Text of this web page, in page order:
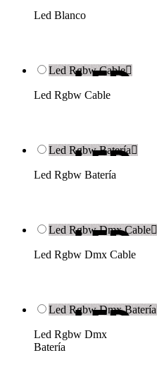
Led Blanco
Led Rgbw Cable
Led Rgbw Cable
Led Rgbw Batería
Led Rgbw Batería
Led Rgbw Dmx Cable
Led Rgbw Dmx Cable
Led Rgbw Dmx Batería
Led Rgbw Dmx
Batería